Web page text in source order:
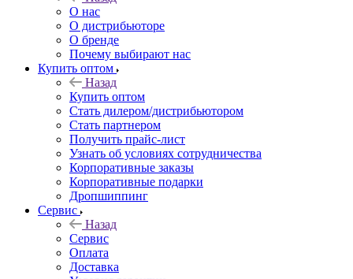
О нас
О дистрибьюторе
О бренде
Почему выбирают нас
Купить оптом
Назад
Купить оптом
Стать дилером/дистрибьютором
Стать партнером
Получить прайс-лист
Узнать об условиях сотрудничества
Корпоративные заказы
Корпоративные подарки
Дропшиппинг
Сервис
Назад
Сервис
Оплата
Доставка